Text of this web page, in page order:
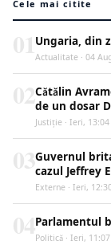
Cele mai citite
Ungaria, din
Actualitate · 04
Cătălin
de un dosar
Justiţie · Ieri, 13:04
Guvernul
cazul Jeffrey
Externe · Ieri,
Parlamentul
Politică · Ieri, 11:07